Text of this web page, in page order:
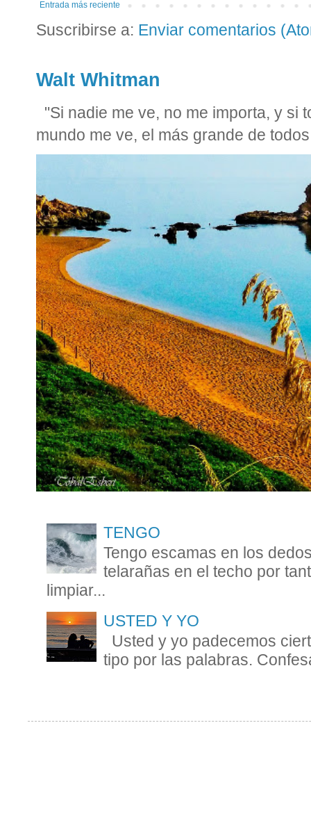
Entrada más reciente
Suscribirse a: Enviar comentarios
Walt Whitman
"Si nadie me ve, no me importa, y si
mundo me ve, el más grande de
TENGO
Tengo escamas en los
telarañas en el techo por
limpiar...
USTED Y YO
Usted y yo padecemos
tipo por las palabras.